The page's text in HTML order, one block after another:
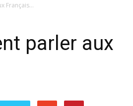
Français…
parler aux